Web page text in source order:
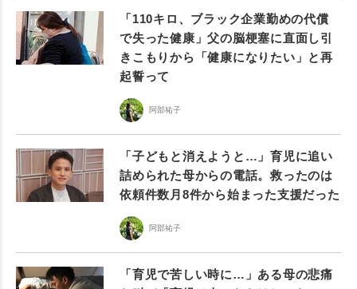
「110キロ、ブラック企業勤めの代償
で失った健康」父の脳梗塞に直面し引
きこもりから「健康になりたい」と再
起誓って
阿部祐子
「子どもと消えようと…」育児に追い
詰められた母からの電話。救ったのは
依頼件数月8件から始まった支援だった
阿部祐子
「育児で苦しい時に…」ある母の悲痛